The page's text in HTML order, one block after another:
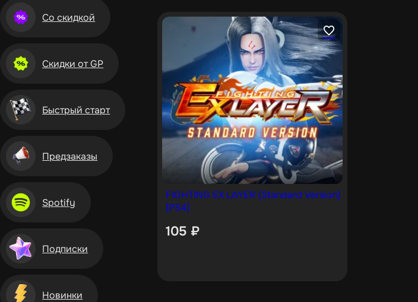
Со скидкой
Скидки от GP
Быстрый старт
Предзаказы
Spotify
Подписки
Новинки
FIGHTING EX LAYER (Standard Version)
[PS4]
105 ₽